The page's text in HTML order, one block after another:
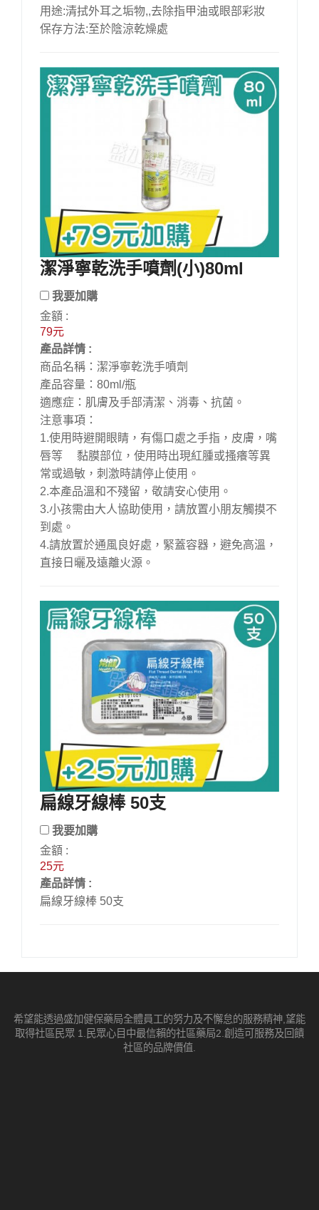
用途:清拭外耳之垢物,,去除指甲油或眼部彩妝
保存方法:至於陰涼乾燥處
潔淨寧乾洗手噴劑(小)80ml
我要加購
金額 :
79元
產品詳情 :
商品名稱：潔淨寧乾洗手噴劑
產品容量：80ml/瓶
適應症：肌膚及手部清潔、消毒、抗菌。
注意事項：
1.使用時避開眼睛，有傷口處之手指，皮膚，嘴
唇等 黏膜部位，使用時出現紅腫或搔癢等異
常或過敏，刺激時請停止使用。
2.本產品溫和不殘留，敬請安心使用。
3.小孩需由大人協助使用，請放置小朋友觸摸不
到處。
4.請放置於通風良好處，緊蓋容器，避免高溫，
直接日曬及遠離火源。
扁線牙線棒 50支
我要加購
金額 :
25元
產品詳情 :
扁線牙線棒 50支
希望能透過盛加健保藥局全體員工的努力及不懈怠的服務精神,望能
取得社區民眾 1.民眾心目中最信賴的社區藥局2.創造可服務及回饋
社區的品牌價值.